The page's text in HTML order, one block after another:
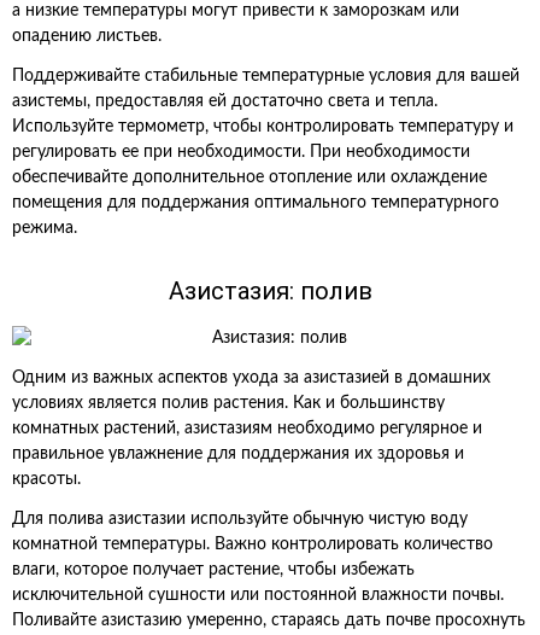
а низкие температуры могут привести к заморозкам или
опадению листьев.
Поддерживайте стабильные температурные условия для вашей
азистемы, предоставляя ей достаточно света и тепла.
Используйте термометр, чтобы контролировать температуру и
регулировать ее при необходимости. При необходимости
обеспечивайте дополнительное отопление или охлаждение
помещения для поддержания оптимального температурного
режима.
Азистазия: полив
Одним из важных аспектов ухода за азистазией в домашних
условиях является полив растения. Как и большинству
комнатных растений, азистазиям необходимо регулярное и
правильное увлажнение для поддержания их здоровья и
красоты.
Для полива азистазии используйте обычную чистую воду
комнатной температуры. Важно контролировать количество
влаги, которое получает растение, чтобы избежать
исключительной сушности или постоянной влажности почвы.
Поливайте азистазию умеренно, стараясь дать почве просохнуть